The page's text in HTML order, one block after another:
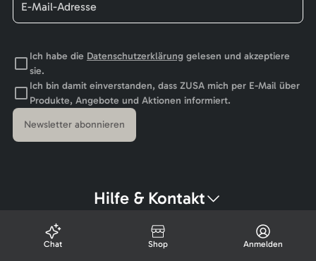
Ich habe die Datenschutzerklärunggelesen und akzeptiere
sie.
Ich bin damit einverstanden, dass ZUSA mich per E-Mail über
Produkte, Angebote und Aktionen informiert.
Newsletter abonnieren
Hilfe & Kontakt
Chat Shop Anmelden